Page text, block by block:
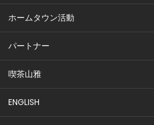
ホームタウン活動
パートナー
喫茶山雅
ENGLISH